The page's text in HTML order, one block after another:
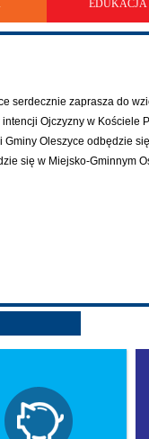
EDUKACJA
serdecznie zaprasza do
Ojczyzny w Kościele
Gminy Oleszyce odbędzie
się w Miejsko-Gminnym